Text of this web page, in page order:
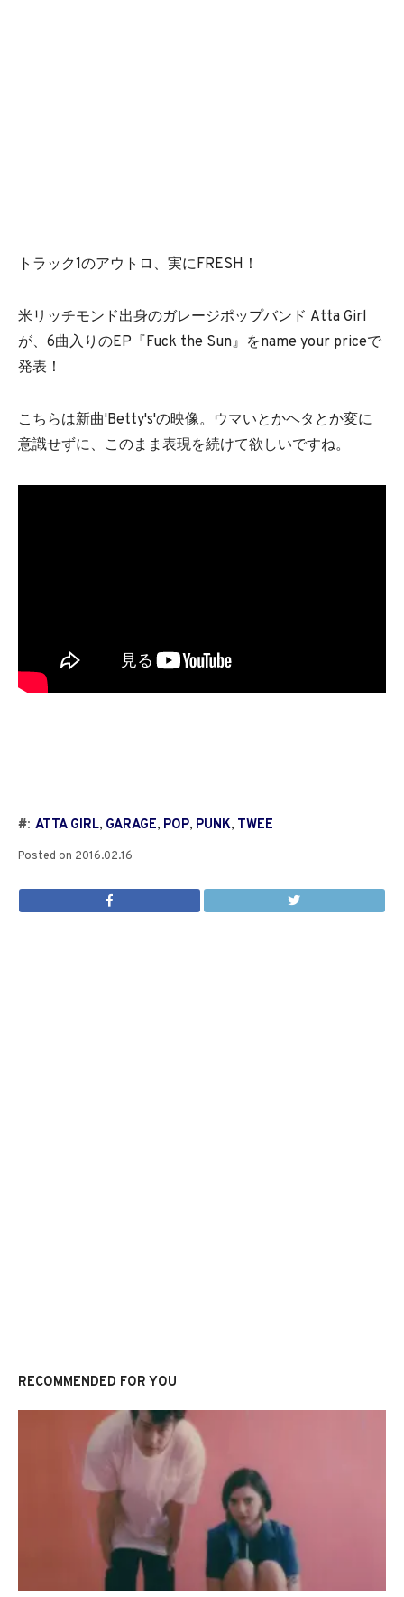
トラック1のアウトロ、実にFRESH！
米リッチモンド出身のガレージポップバンド Atta Girl
が、6曲入りのEP『Fuck the Sun』をname your priceで
発表！
こちらは新曲'Betty's'の映像。ウマいとかヘタとか変に
意識せずに、このまま表現を続けて欲しいですね。
#: ATTA GIRL, GARAGE, POP, PUNK, TWEE
Posted on 2016.02.16
RECOMMENDED FOR YOU